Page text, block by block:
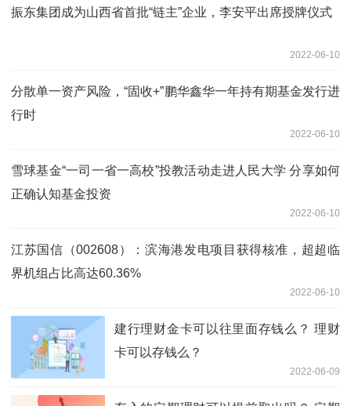
振东集团成为山西省首批“链主”企业，李安平出席授牌仪式
2022-06-10
分散单一资产风险，“固收+”鹏华鑫华一年持有期基金发行进
行时
2022-06-10
雪球基金“一司一省一高校”投教活动走进人民大学 分享如何
正确认知基金投资
2022-06-10
江苏国信（002608）：滨海港发电项目获得核准，超超临
界机组占比高达60.36%
2022-06-10
建行理财金卡可以往里面存钱么？ 理财
卡可以存钱么？
2022-06-09